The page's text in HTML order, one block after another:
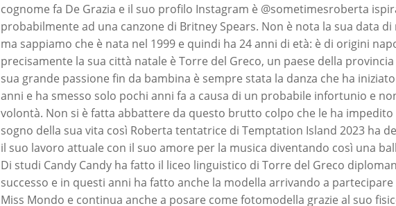
cognome fa De Grazia e il suo profilo Instagram è @sometimesroberta
probabilmente ad una canzone di Britney Spears. Non è nota la sua data
ma sappiamo che è nata nel 1999 e quindi ha 24 anni di età: è di origini
precisamente la sua città natale è Torre del Greco, un paese della
sua grande passione fin da bambina è sempre stata la danza che ha
anni e ha smesso solo pochi anni fa a causa di un probabile infortunio e
volontà. Non si è fatta abbattere da questo brutto colpo che le ha impedito
sogno della sua vita così Roberta tentatrice di Temptation Island 2023 ha
il suo lavoro attuale con il suo amore per la musica diventando così una
Di studi Candy Candy ha fatto il liceo linguistico di Torre del Greco
successo e in questi anni ha fatto anche la modella arrivando a partecipare
Miss Mondo e continua anche a posare come fotomodella grazie al suo